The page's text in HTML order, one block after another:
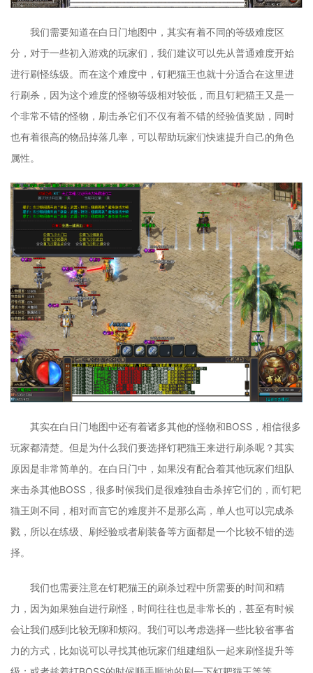
我们需要知道在白日门地图中，其实有着不同的等级难度区
分，对于一些初入游戏的玩家们，我们建议可以先从普通难度开始
进行刷怪练级。而在这个难度中，钉耙猫王也就十分适合在这里进
行刷杀，因为这个难度的怪物等级相对较低，而且钉耙猫王又是一
个非常不错的怪物，刷击杀它们不仅有着不错的经验值奖励，同时
也有着很高的物品掉落几率，可以帮助玩家们快速提升自己的角色
属性。
其实在白日门地图中还有着诸多其他的怪物和BOSS，相信很多
玩家都清楚。但是为什么我们要选择钉耙猫王来进行刷杀呢？其实
原因是非常简单的。在白日门中，如果没有配合着其他玩家们组队
来击杀其他BOSS，很多时候我们是很难独自击杀掉它们的，而钉耙
猫王则不同，相对而言它的难度并不是那么高，单人也可以完成杀
戮，所以在练级、刷经验或者刷装备等方面都是一个比较不错的选
择。
我们也需要注意在钉耙猫王的刷杀过程中所需要的时间和精
力，因为如果独自进行刷怪，时间往往也是非常长的，甚至有时候
会让我们感到比较无聊和烦闷。我们可以考虑选择一些比较省事省
力的方式，比如说可以寻找其他玩家们组建组队一起来刷怪提升等